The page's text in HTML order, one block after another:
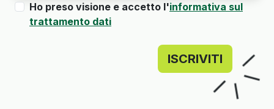
Ho preso visione e accetto l'informativa sul
trattamento dati
ISCRIVITI